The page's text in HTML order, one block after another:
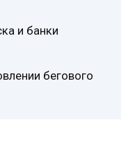
и банки
бегового